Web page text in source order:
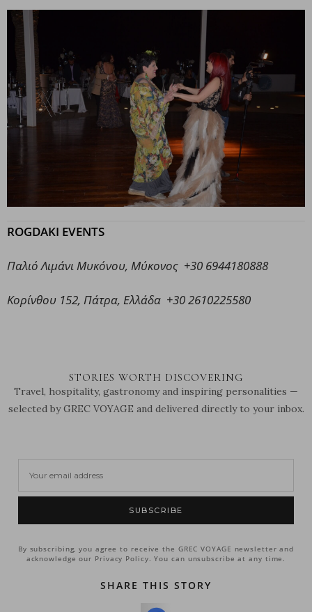
ROGDAKI EVENTS
Παλιό Λιμάνι Μυκόνου, Μύκονος +30 6944180888
Κορίνθου 152, Πάτρα, Ελλάδα +30 2610225580
STORIES WORTH DISCOVERING
Travel, hospitality, gastronomy and inspiring personalities —
selected by GREC VOYAGE and delivered directly to your inbox.
SUBSCRIBE
By subscribing, you agree to receive the GREC VOYAGE newsletter and
acknowledge our Privacy Policy. You can unsubscribe at any time.
SHARE THIS STORY